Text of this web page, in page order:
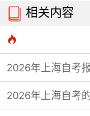
 相关内容

2026年上海自考
2026年上海自考